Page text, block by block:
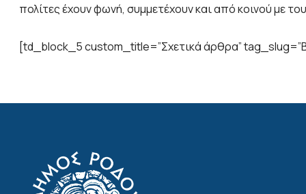
πολίτες έχουν φωνή, συμμετέχουν και από κοινού με
[td_block_5 custom_title=”Σχετικά άρθρα”